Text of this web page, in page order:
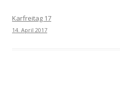
Karfreitag 17
14. April 2017